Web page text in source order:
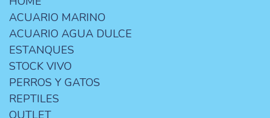
ACUARIO MARINO
ACUARIO AGUA DULCE
ESTANQUES
STOCK VIVO
PERROS Y GATOS
REPTILES
OUTLET